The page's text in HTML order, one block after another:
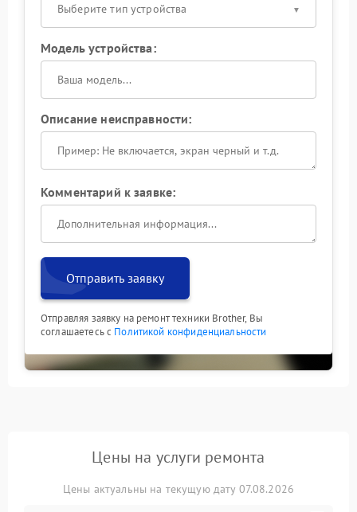
Выберите тип устройства
Модель устройства:
Описание неисправности:
Комментарий к заявке:
Отправить заявку
Отправляя заявку на ремонт техники Brother, Вы
соглашаетесь с Политикой конфиденциальности
Цены на услуги ремонта
Цены актуальны на текущую дату 07.08.2026